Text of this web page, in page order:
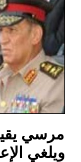
مرسي
ويلغي